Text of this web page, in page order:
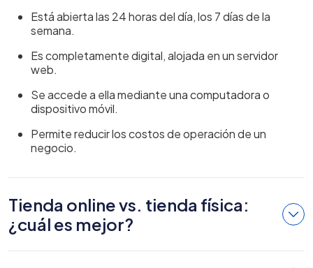
Está abierta las 24 horas del día, los 7 días de la
semana.
Es completamente digital, alojada en un servidor
web.
Se accede a ella mediante una computadora o
dispositivo móvil.
Permite reducir los costos de operación de un
negocio.
Tienda online vs. tienda física:
¿cuál es mejor?